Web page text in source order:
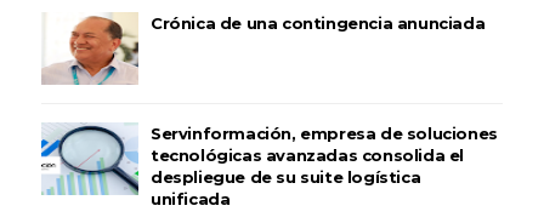
Crónica de una contingencia anunciada
Servinformación, empresa de soluciones
tecnológicas avanzadas consolida el
despliegue de su suite logística
unificada